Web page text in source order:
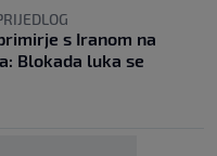
s Iranom na
Blokada luka se